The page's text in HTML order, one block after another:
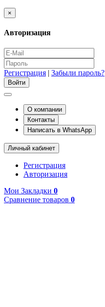
×
Авторизация
Регистрация | Забыли пароль?
О компании
Контакты
Написать в WhatsApp
Личный кабинет
Регистрация
Авторизация
Мои Закладки 0
Сравнение товаров 0